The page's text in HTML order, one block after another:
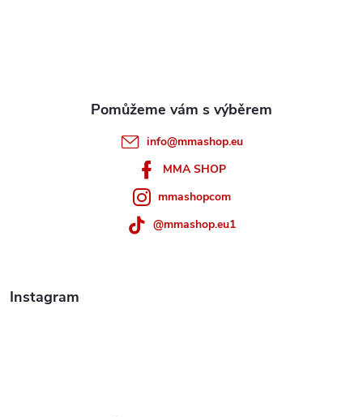
Instagram
info@mmashop.eu
MMA SHOP
mmashopcom
@mmashop.eu1